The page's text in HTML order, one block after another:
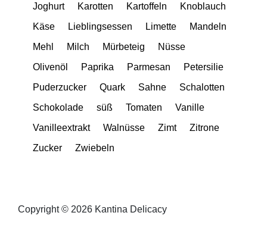
Joghurt
Karotten Kartoffeln
Knoblauch
Käse
Lieblingsessen Limette
Mandeln
Mehl
Milch Mürbeteig
Nüsse
Olivenöl
Paprika Parmesan
Petersilie
Puderzucker
Quark Sahne
Schalotten
Schokolade
süß Tomaten
Vanille
Vanilleextrakt
Walnüsse Zimt
Zitrone
Zucker
Zwiebeln
Copyright © 2026 Kantina Delicacy